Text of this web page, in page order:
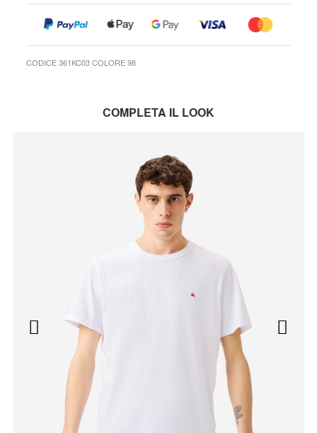
CODICE 361KC03 COLORE 98
COMPLETA IL LOOK